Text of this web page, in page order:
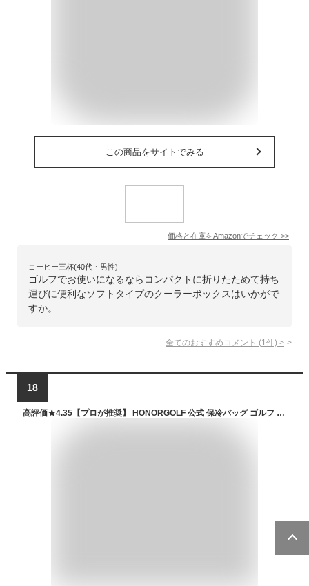
この商品をサイトでみる
価格と在庫をAmazonでチェック >>
コーヒー三杯(40代・男性)
ゴルフでお使いになるならコンパクトに折りたためて持ち
運びに便利なソフトタイプのクーラーボックスはいかがで
すか。
全てのおすすめコメント (1 件) >
18
高評価★4.35【プロが推奨】 HONORGOLF 公式 保冷バッグ ゴルフ 保冷バック おしゃれ クーラーバッグ クーラーボックス ミニ クーラバック ラウンドバッグ メンズ レディース 中身 大容量 長時間 強力 保冷 アルミ 断熱 ペットボトル 500ml 4本 持ち手 肩掛け ショルダー 付